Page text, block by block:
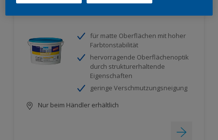
Herbidur
für matte Oberflächen mit hoher
Farbtonstabilität
hervorragende Oberflächenoptik
durch strukturerhaltende
Eigenschaften
geringe Verschmutzungsneigung
Nur beim Händler erhältlich